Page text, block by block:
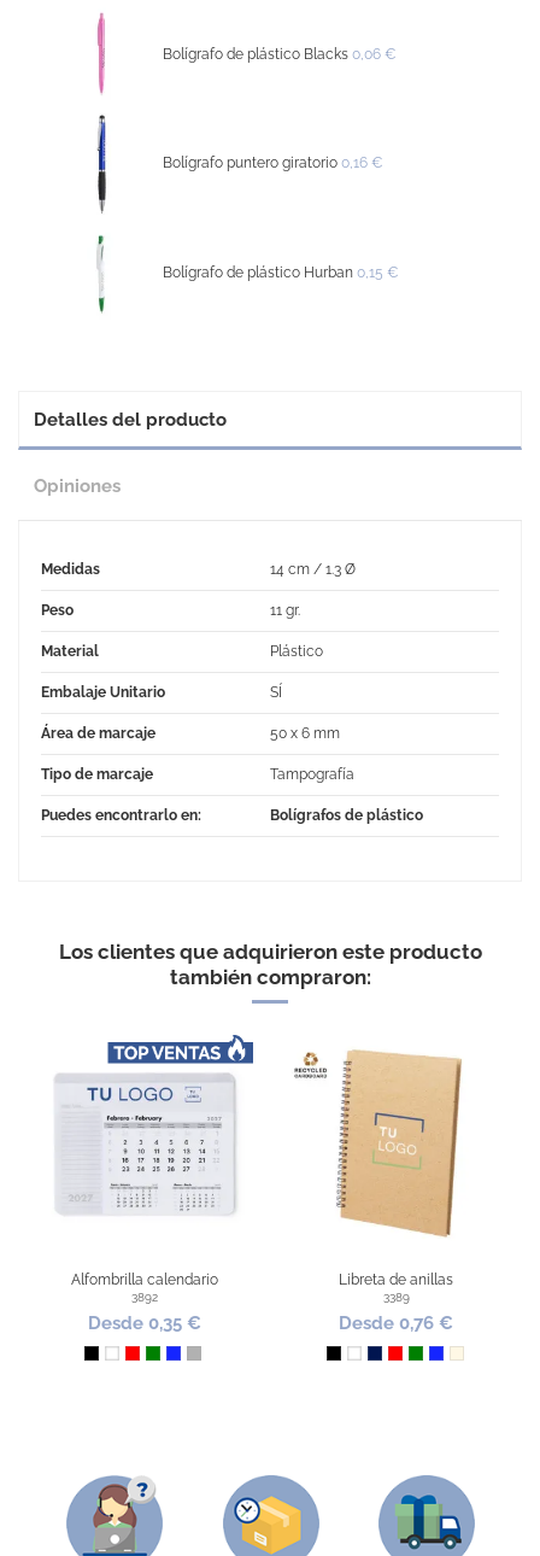
Bolígrafo de plástico Blacks 0,06 €
Bolígrafo puntero giratorio 0,16 €
Bolígrafo de plástico Hurban 0,15 €
Detalles del producto
Opiniones
Medidas 14 cm / 1.3 Ø
Peso 11 gr.
Material Plástico
Embalaje Unitario SÍ
Área de marcaje 50 x 6 mm
Tipo de marcaje Tampografía
Puedes encontrarlo en: Bolígrafos de plástico
Los clientes que adquirieron este producto
también compraron:
Alfombrilla calendario
3892
Desde 0,35 €
NegroBlanco
RojoVerdeAzul Royal
Plata
Libreta de anillas
3389
Desde 0,76 €
NegroBlanco
Marino
RojoVerdeAzul Royal
Natural